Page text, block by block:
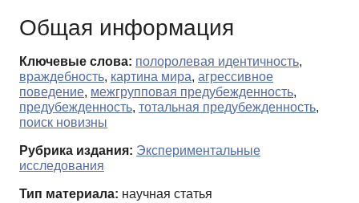
Общая информация
Ключевые слова: полоролевая идентичность,
враждебность, картина мира, агрессивное
поведение, межгрупповая предубежденность,
предубежденность, тотальная предубежденность,
поиск новизны
Рубрика издания: Экспериментальные
исследования
Тип материала: научная статья